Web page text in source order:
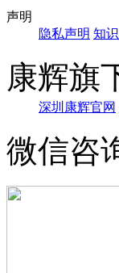
声明
隐私声明 知
康辉旗
深圳康辉官网
微信咨